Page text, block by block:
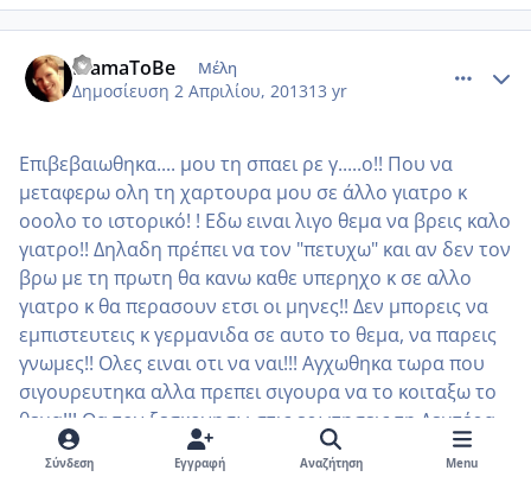
MamaToBe Μέλη
Δημοσίευση 2 Απριλίου, 201313 yr
Επιβεβαιωθηκα.... μου τη σπαει ρε γ.....ο!! Που να
μεταφερω ολη τη χαρτουρα μου σε άλλο γιατρο κ
οοολο το ιστορικό! ! Εδω ειναι λιγο θεμα να βρεις καλο
γιατρο!! Δηλαδη πρέπει να τον "πετυχω" και αν δεν τον
βρω με τη πρωτη θα κανω καθε υπερηχο κ σε αλλο
γιατρο κ θα περασουν ετσι οι μηνες!! Δεν μπορεις να
εμπιστευτεις κ γερμανιδα σε αυτο το θεμα, να παρεις
γνωμες!! Ολες ειναι οτι να ναι!!! Αγχωθηκα τωρα που
σιγουρευτηκα αλλα πρεπει σιγουρα να το κοιταξω το
θεμα!!! Θα τον ξεσκονησω στις ερωτησεις τη Δευτέρα
αφου δε μου τα λεει μονος του!!! Ειναι ασχημο να
πηγαινεις με τετοια ανασφαλεια στον γιατρό σου κ να
Σύνδεση Εγγραφή Αναζήτηση Menu